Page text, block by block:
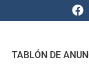
TABLÓN DE